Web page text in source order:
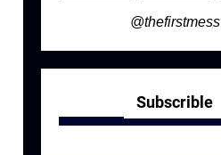
@thefirstmess
Subscrible